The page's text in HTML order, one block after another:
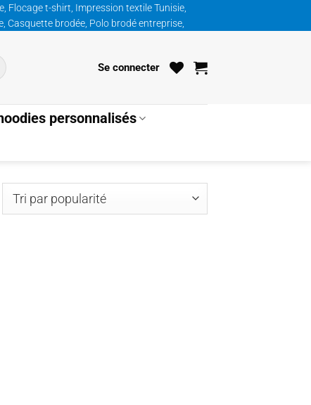
Flocage t-shirt, Impression textile Tunisie,
Casquette brodée, Polo brodé entreprise,
Se connecter
personnalisés